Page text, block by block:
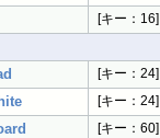
[キー：
[キー：
[キー：
[キー：